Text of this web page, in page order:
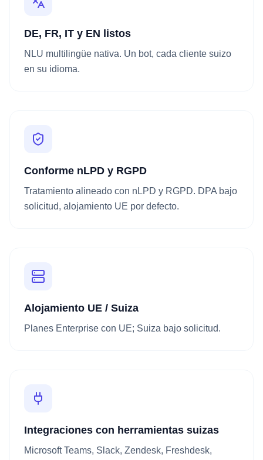
DE, FR, IT y EN listos
NLU multilingüe nativa. Un bot, cada cliente suizo
en su idioma.
Conforme nLPD y RGPD
Tratamiento alineado con nLPD y RGPD. DPA bajo
solicitud, alojamiento UE por defecto.
Alojamiento UE / Suiza
Planes Enterprise con UE; Suiza bajo solicitud.
Integraciones con herramientas suizas
Microsoft Teams, Slack, Zendesk, Freshdesk,